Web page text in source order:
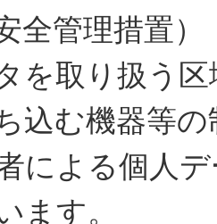
全管理措置）
を取り扱う
込む機器等
による個人
ます。